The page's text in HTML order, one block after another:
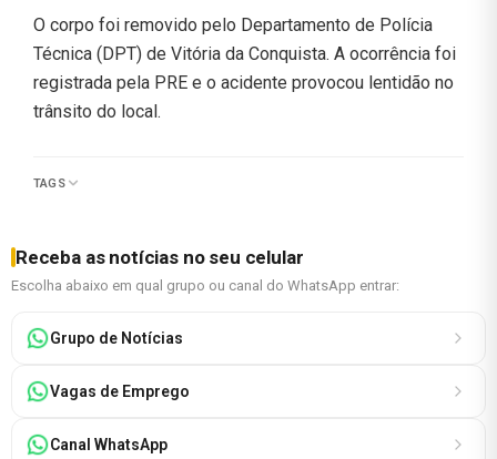
O corpo foi removido pelo Departamento de Polícia
Técnica (DPT) de Vitória da Conquista. A ocorrência foi
registrada pela PRE e o acidente provocou lentidão no
trânsito do local.
TAGS
Receba as notícias no seu celular
Escolha abaixo em qual grupo ou canal do WhatsApp entrar:
Grupo de Notícias
Vagas de Emprego
Canal WhatsApp